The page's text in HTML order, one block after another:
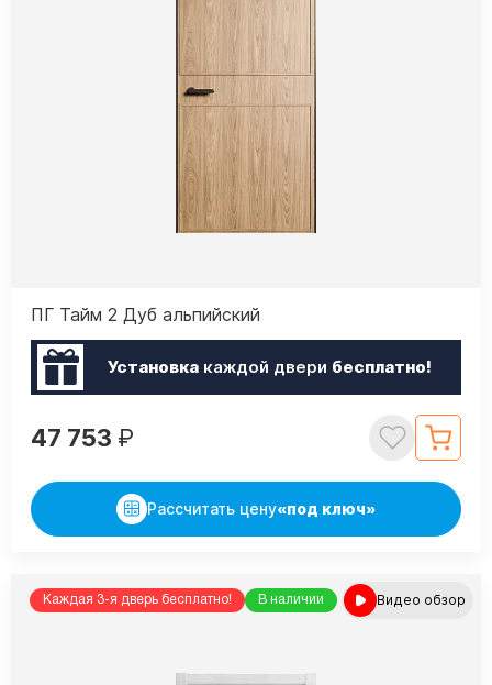
ПГ Тайм 2 Дуб альпийский
Установкакаждой двери бесплатно!
47 753 ₽
Рассчитать цену«под ключ»
Каждая 3-я дверь бесплатно! В наличии Видео обзор